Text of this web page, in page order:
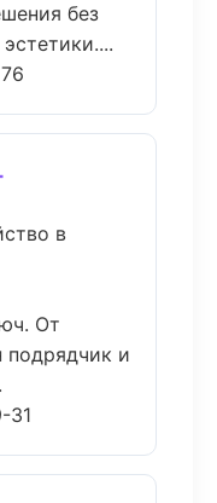
без
в
От
и
31